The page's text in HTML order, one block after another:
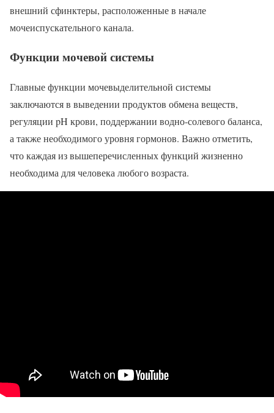
внешний сфинктеры, расположенные в начале
мочеиспускательного канала.
Функции мочевой системы
Главные функции мочевыделительной системы
заключаются в выведении продуктов обмена веществ,
регуляции pH крови, поддержании водно-солевого баланса,
а также необходимого уровня гормонов. Важно отметить,
что каждая из вышеперечисленных функций жизненно
необходима для человека любого возраста.